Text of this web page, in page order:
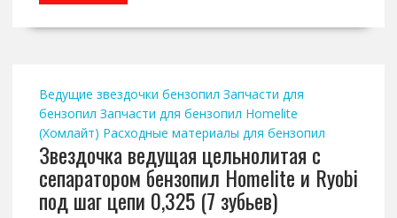
Ведущие звездочки бензопил Запчасти для
бензопил Запчасти для бензопил Homelite
(Хомлайт) Расходные материалы для бензопил
Звездочка ведущая цельнолитая с
сепаратором бензопил Homelite и Ryobi
под шаг цепи 0,325 (7 зубьев)